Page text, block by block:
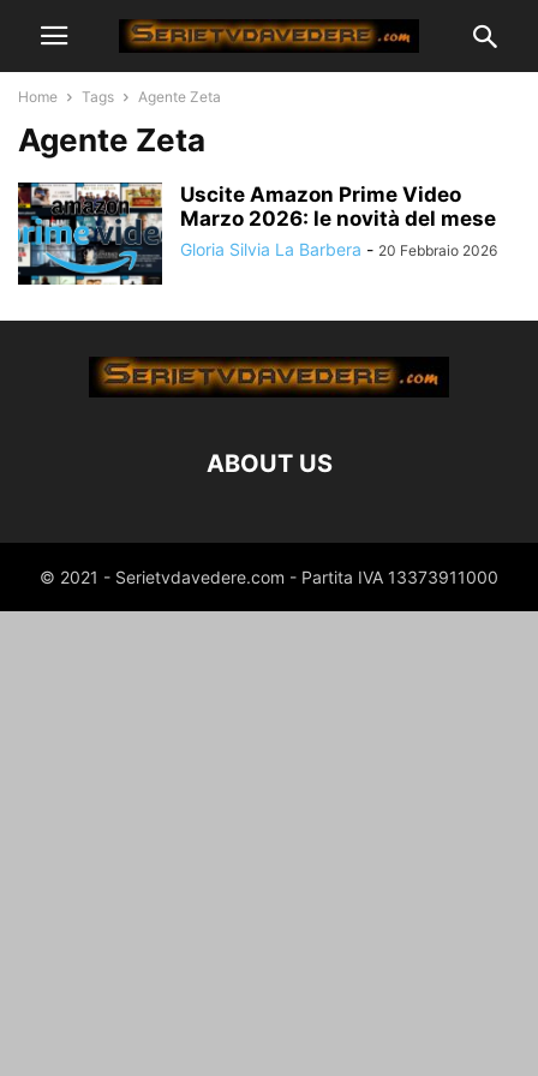
Home Tags Agente Zeta
Agente Zeta
Uscite Amazon Prime Video
Marzo 2026: le novità del mese
Gloria Silvia La Barbera - 20 Febbraio 2026
ABOUT US
© 2021 - Serietvdavedere.com - Partita IVA 13373911000